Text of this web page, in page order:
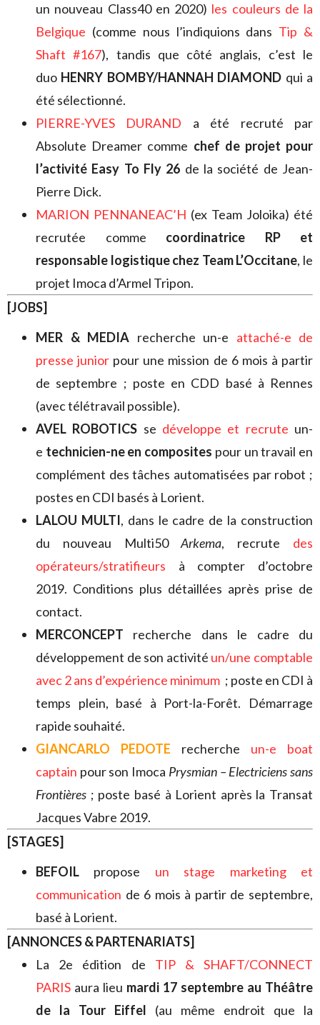
un nouveau Class40 en 2020) les couleurs de la
Belgique (comme nous l’indiquions dans Tip &
Shaft #167), tandis que côté anglais, c’est le
duo HENRY BOMBY/HANNAH DIAMOND qui a
été sélectionné.
PIERRE-YVES DURAND a été recruté par
Absolute Dreamer comme chef de projet pour
l’activité Easy To Fly 26 de la société de Jean-
Pierre Dick.
MARION PENNANEAC’H (ex Team Joloika) été
recrutée comme coordinatrice RP et
responsable logistique chez Team L’Occitane, le
projet Imoca d’Armel Tripon.
[JOBS]
MER & MEDIA recherche un-e attaché-e de
presse junior pour une mission de 6 mois à partir
de septembre ; poste en CDD basé à Rennes
(avec télétravail possible).
AVEL ROBOTICS se développe et recrute un-
e technicien-ne en composites pour un travail en
complément des tâches automatisées par robot ;
postes en CDI basés à Lorient.
LALOU MULTI, dans le cadre de la construction
du nouveau Multi50Arkema, recrute des
opérateurs/stratifieurs à compter d’octobre
2019. Conditions plus détaillées après prise de
contact.
MERCONCEPT recherche dans le cadre du
développement de son activité un/une comptable
avec 2 ans d’expérience minimum ; poste en CDI à
temps plein, basé à Port-la-Forêt. Démarrage
rapide souhaité.
GIANCARLO PEDOTE recherche un-e boat
captain pour son Imoca Prysmian – Electriciens sans
Frontières ; poste basé à Lorient après la Transat
Jacques Vabre 2019.
[STAGES]
BEFOIL propose un stage marketing et
communication de 6 mois à partir de septembre,
basé à Lorient.
[ANNONCES & PARTENARIATS]
La 2e édition de TIP & SHAFT/CONNECT
PARIS aura lieu mardi 17 septembre au Théâtre
de la Tour Eiffel (au même endroit que la